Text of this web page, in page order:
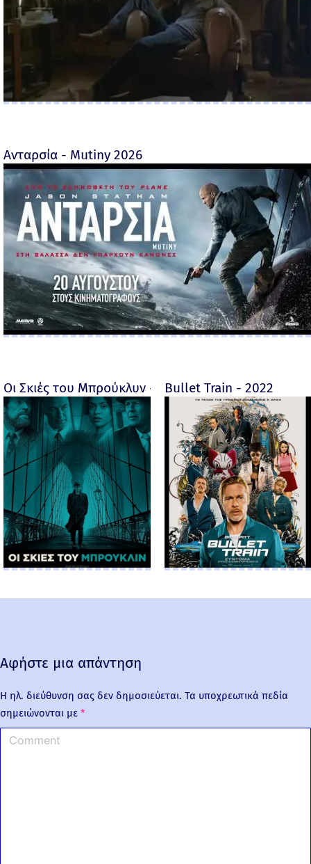
Ανταρσία - Mutiny 2026
Οι Σκιές του Μπρούκλυν - Motherless Brooklyn -
Bullet Train - 2022
Αφήστε μια απάντηση
Η ηλ. διεύθυνση σας δεν δημοσιεύεται. Τα υποχρεωτικά πεδία
σημειώνονται με *